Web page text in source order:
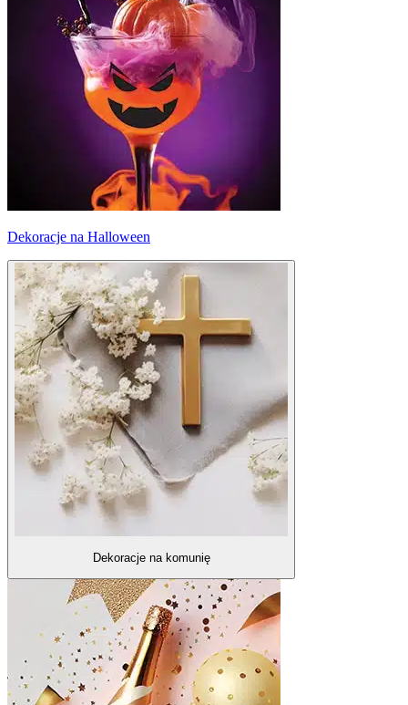
Dekoracje na Halloween
Dekoracje na komunię